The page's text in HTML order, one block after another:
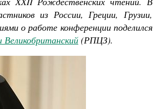
из России, Греции, Грузии,
о работе конференции поделился
Великобританский (РПЦЗ).